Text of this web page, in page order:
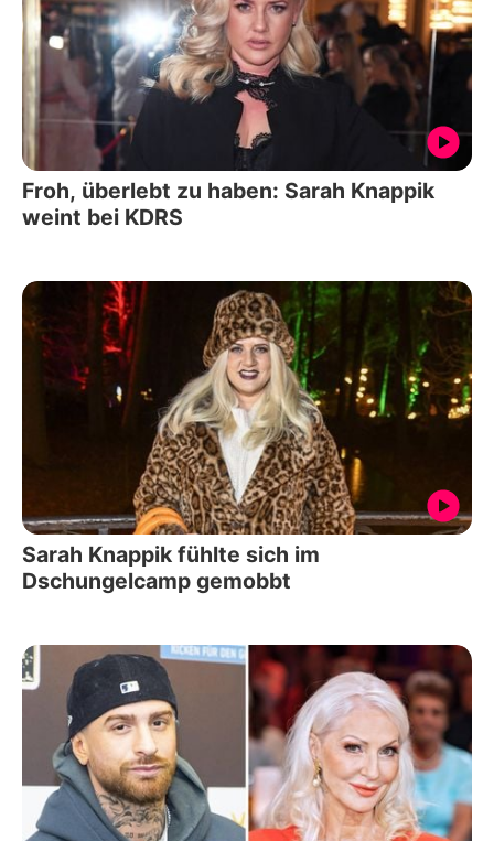
Froh, überlebt zu haben: Sarah Knappik
weint bei KDRS
Sarah Knappik fühlte sich im
Dschungelcamp gemobbt